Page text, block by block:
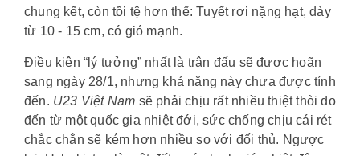
chung kết, còn tồi tệ hơn thế: Tuyết rơi nặng hạt, dày
từ 10 - 15 cm, có gió mạnh.
Điều kiện “lý tưởng” nhất là trận đấu sẽ được hoãn
sang ngày 28/1, nhưng khả năng này chưa được tính
đến. U23 Việt Nam sẽ phải chịu rất nhiều thiệt thòi do
đến từ một quốc gia nhiệt đới, sức chống chịu cái rét
chắc chắn sẽ kém hơn nhiều so với đối thủ. Ngược